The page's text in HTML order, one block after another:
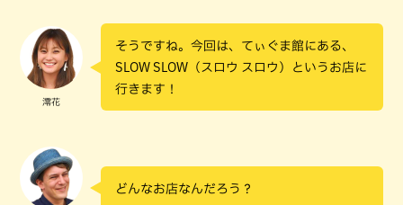
澪花
そうですね。今回は、てぃぐま館にある、
SLOW SLOW（スロウ スロウ）というお店に
行きます！
どんなお店なんだろう？